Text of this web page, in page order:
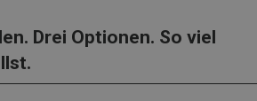
Drei Optionen. So viel